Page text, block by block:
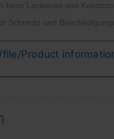
beim Lackieren von
Schmutz und
Product